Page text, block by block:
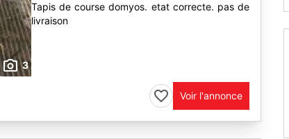
3
Tapis de course domyos. etat correcte. pas de
livraison
Voir l'annonce